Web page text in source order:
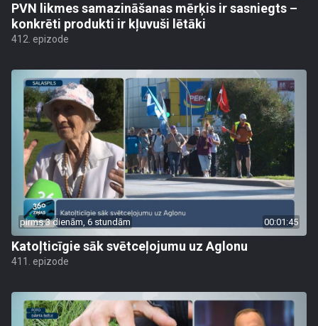
PVN likmes samazināšanas mērķis ir sasniegts –
konkrēti produkti ir kļuvuši lētāki
412. epizode
pirms 3 dienām, 6 stundām 00:01:45
Katoļticīgie sāk svētceļojumu uz Aglonu
411. epizode